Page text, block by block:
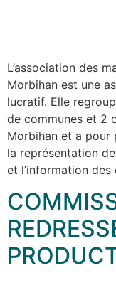
L’association des
Morbihan est une
lucratif. Elle
de communes et 2
Morbihan et a
la représentation
et l’information